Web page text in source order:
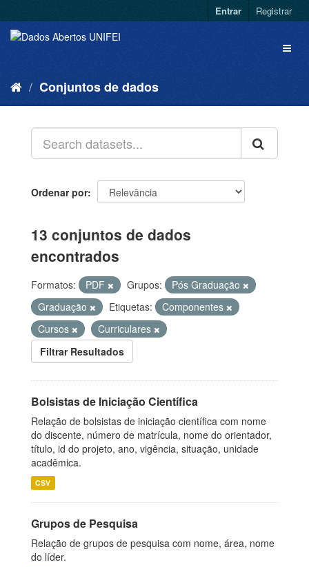
Entrar Registrar
Conjuntos de dados
Ordenar por
13 conjuntos de dados
encontrados
Formatos: PDF Grupos:
Pós Graduação
Graduação
Etiquetas:
Componentes
Cursos
Curriculares
Filtrar Resultados
Bolsistas de Iniciação Científica
Relação de bolsistas de iniciação científica com nome
do discente, número de matrícula, nome do orientador,
título, id do projeto, ano, vigência, situação, unidade
acadêmica.
CSV
Grupos de Pesquisa
Relação de grupos de pesquisa com nome, área, nome
do líder.